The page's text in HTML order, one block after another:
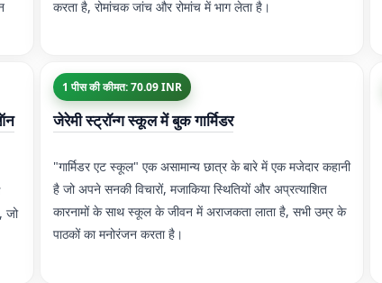
करता है, रोमांचक जांच और रोमांच में भाग लेता है।
जो
1 पीस की कीमत: 70.09 INR
जेरेमी स्ट्रॉन्ग स्कूल में बुक गार्मिडर
"गार्मिडर एट स्कूल" एक असामान्य छात्र के बारे में एक मजेदार कहानी
है जो अपने सनकी विचारों, मजाकिया स्थितियों और अप्रत्याशित
कारनामों के साथ स्कूल के जीवन में अराजकता लाता है, सभी उम्र के
पाठकों का मनोरंजन करता है।